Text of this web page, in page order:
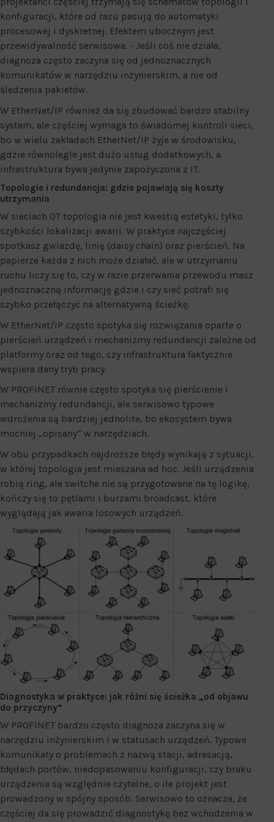
konfiguracji, które od razu pasują do automatyki
procesowej i dyskretnej. Efektem ubocznym jest
przewidywalność serwisowa. - Jeśli coś nie działa,
diagnoza często zaczyna się od jednoznacznych
komunikatów w narzędziu inżynierskim, a nie od
śledzenia pakietów.
W EtherNet/IP również da się zbudować bardzo stabilny
system, ale częściej wymaga to świadomej kontroli sieci,
bo w wielu zakładach EtherNet/IP żyje w środowisku,
gdzie równolegle jest dużo usług dodatkowych, a
infrastruktura bywa jedynie zapożyczona z IT.
Topologie i redundancja: gdzie pojawiają się koszty
utrzymania
W sieciach OT topologia nie jest kwestią estetyki, tylko
szybkości lokalizacji awarii. W praktyce najczęściej
spotkasz gwiazdę, linię (daisy chain) oraz pierścień. Na
papierze każda z nich może działać, ale w utrzymaniu
ruchu liczy się to, czy w razie przerwania przewodu masz
jednoznaczną informację gdzie i czy sieć potrafi się
szybko przełączyć na alternatywną ścieżkę.
W EtherNet/IP często spotyka się rozwiązania oparte o
pierścień urządzeń i mechanizmy redundancji zależne od
platformy oraz od tego, czy infrastruktura faktycznie
wspiera dany tryb pracy.
W PROFINET równie często spotyka się pierścienie i
mechanizmy redundancji, ale serwisowo typowe
wdrożenia są bardziej jednolite, bo ekosystem bywa
mocniej „opisany” w narzędziach.
W obu przypadkach najdroższe błędy wynikają z sytuacji,
w której topologia jest mieszana ad hoc. Jeśli urządzenia
robią ring, ale switche nie są przygotowane na tę logikę,
kończy się to pętlami i burzami broadcast, które
wyglądają jak awaria losowych urządzeń.
Diagnostyka w praktyce: jak różni się ścieżka „od objawu
do przyczyny”
W PROFINET bardzo często diagnoza zaczyna się w
narzędziu inżynierskim i w statusach urządzeń. Typowe
komunikaty o problemach z nazwą stacji, adresacją,
błędach portów, niedopasowaniu konfiguracji, czy braku
urządzenia są względnie czytelne, o ile projekt jest
prowadzony w spójny sposób. Serwisowo to oznacza, że
częściej da się prowadzić diagnostykę bez wchodzenia w